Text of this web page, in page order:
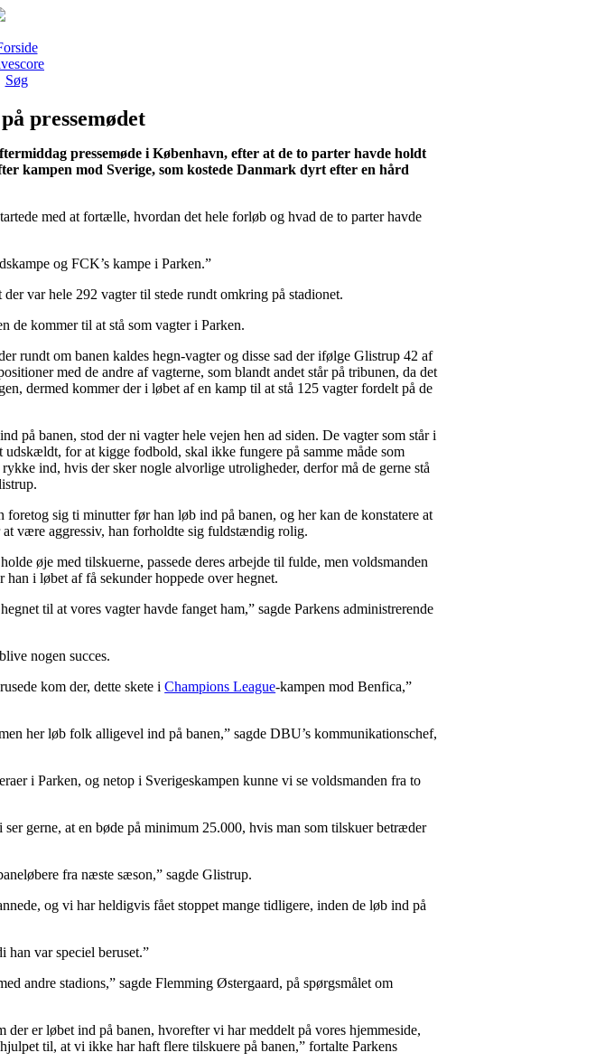
Søg
pressemødet
pressemøde i København, efter at de to parter havde holdt
kampen mod Sverige, som kostede Danmark dyrt efter en hård
med at fortælle, hvordan det hele forløb og hvad de to parter havde
og FCK’s kampe i Parken.”
var hele 292 vagter til stede rundt omkring på stadionet.
de kommer til at stå som vagter i Parken.
rundt om banen kaldes hegn-vagter og disse sad der ifølge Glistrup 42 af
med de andre af vagterne, som blandt andet står på tribunen, da det
dermed kommer der i løbet af en kamp til at stå 125 vagter fordelt på de
på banen, stod der ni vagter hele vejen hen ad siden. De vagter som står i
for at kigge fodbold, skal ikke fungere på samme måde som
ind, hvis der sker nogle alvorlige utroligheder, derfor må de gerne stå
sig ti minutter før han løb ind på banen, og her kan de konstatere at
være aggressiv, han forholdte sig fuldstændig rolig.
øje med tilskuerne, passede deres arbejde til fulde, men voldsmanden
i løbet af få sekunder hoppede over hegnet.
til at vores vagter havde fanget ham,” sagde Parkens administrerende
nogen succes.
kom der, dette skete iChampions League-kampen mod Benfica,”
her løb folk alligevel ind på banen,” sagde DBU’s kommunikationschef,
i Parken, og netop i Sverigeskampen kunne vi se voldsmanden fra to
gerne, at en bøde på minimum 25.000, hvis man som tilskuer betræder
fra næste sæson,” sagde Glistrup.
og vi har heldigvis fået stoppet mange tidligere, inden de løb ind på
var speciel beruset.”
andre stadions,” sagde Flemming Østergaard, på spørgsmålet om
er løbet ind på banen, hvorefter vi har meddelt på vores hjemmeside,
til, at vi ikke har haft flere tilskuere på banen,” fortalte Parkens